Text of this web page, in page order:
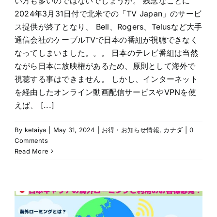
2024年3月31日付で北米での「TV Japan」のサービ
ス提供が終了となり、 Bell、Rogers、Telusなど大手
通信会社のケーブルTVで日本の番組が視聴できなく
なってしまいました。。。 日本のテレビ番組は当然
ながら日本に放映権があるため、原則として海外で
視聴する事はできません。 しかし、インターネット
を経由したオンライン動画配信サービスやVPNを使
えば、 [...]
By ketaiya May 31, 2024 お得・お知らせ情報, カナダ
0
Comments
Read More